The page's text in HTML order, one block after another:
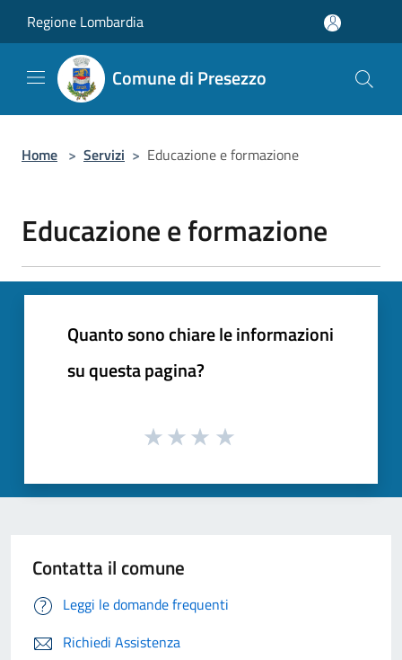
Regione Lombardia
Comune di Presezzo
Home > Servizi > Educazione e formazione
Educazione e formazione
Quanto sono chiare le informazioni
su questa pagina?
Contatta il comune
Leggi le domande frequenti
Richiedi Assistenza